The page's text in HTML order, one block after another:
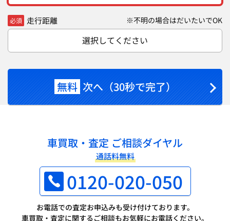
必須 走行距離 ※不明の場合はだいたいでOK
選択してください
無料 次へ（30秒で完了）
車買取・査定 ご相談ダイヤル
通話料無料
0120-020-050
お電話での査定お申込みも受け付けております。
車買取・査定に関するご相談もお気軽にお電話ください。